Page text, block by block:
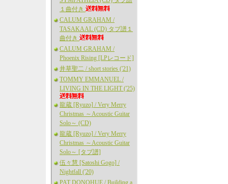
１曲付き
CALUM GRAHAM /
TASAKAAL (CD) タブ譜１
曲付き
CALUM GRAHAM /
Phoenix Rising [LPレコード]
井草聖二 / short stories ('21)
TOMMY EMMANUEL /
LIVING IN THE LIGHT ('25)
龍蔵 [Ryuzo] / Very Merry
Christmas ～Acoustic Guitar
Solo～ (CD)
龍蔵 [Ryuzo] / Very Merry
Christmas ～Acoustic Guitar
Solo～ [タブ譜]
伍々慧 [Satoshi Gogo] /
Nightfall ('20)